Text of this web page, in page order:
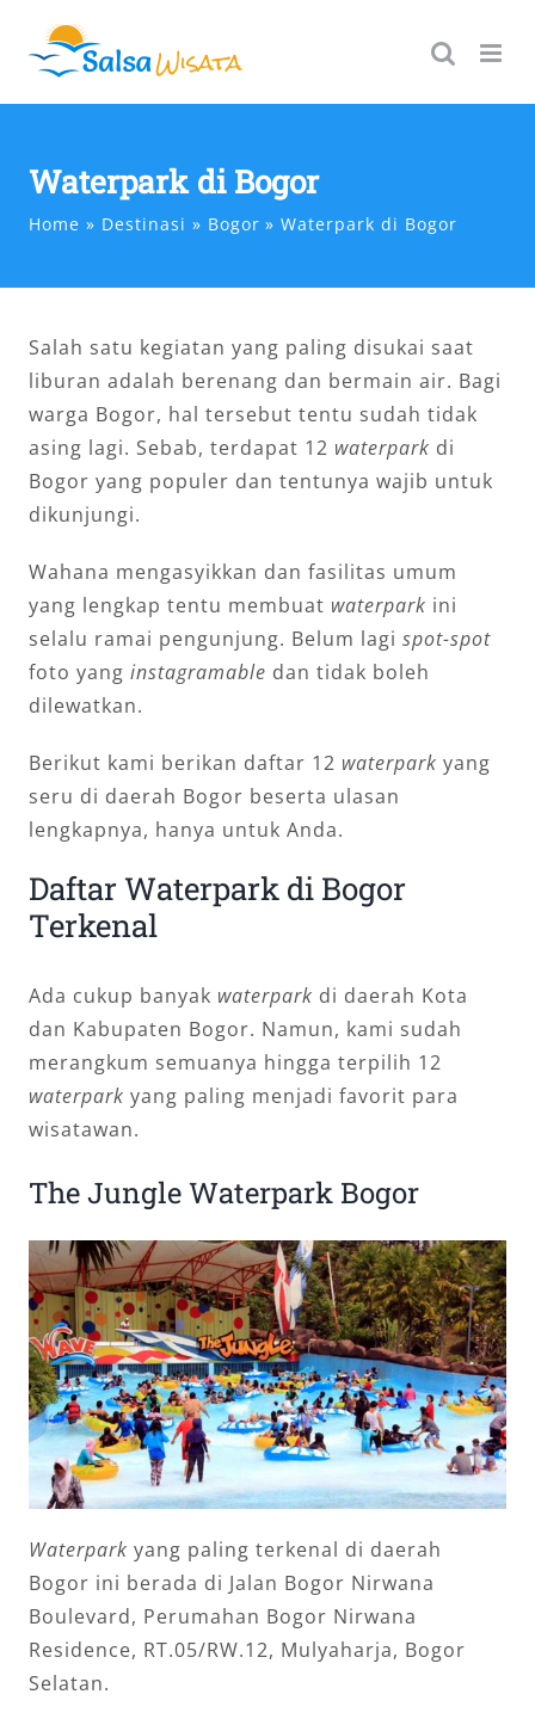
content
Waterpark di Bogor
Home Destinasi Bogor Waterpark di Bogor
Salah satu kegiatan yang paling disukai saat
liburan adalah berenang dan bermain air. Bagi
warga Bogor, hal tersebut tentu sudah tidak
asing lagi. Sebab, terdapat 12 waterpark di
Bogor yang populer dan tentunya wajib untuk
dikunjungi.
Wahana mengasyikkan dan fasilitas umum
yang lengkap tentu membuat waterpark ini
selalu ramai pengunjung. Belum lagi spot-spot
foto yang instagramable dan tidak boleh
dilewatkan.
Berikut kami berikan daftar 12 waterpark yang
seru di daerah Bogor beserta ulasan
lengkapnya, hanya untuk Anda.
Daftar Waterpark di Bogor
Terkenal
Ada cukup banyak waterpark di daerah Kota
dan Kabupaten Bogor. Namun, kami sudah
merangkum semuanya hingga terpilih 12
waterpark yang paling menjadi favorit para
wisatawan.
The Jungle Waterpark Bogor
Waterpark yang paling terkenal di daerah
Bogor ini berada di Jalan Bogor Nirwana
Boulevard, Perumahan Bogor Nirwana
Residence, RT.05/RW.12, Mulyaharja, Bogor
Selatan.